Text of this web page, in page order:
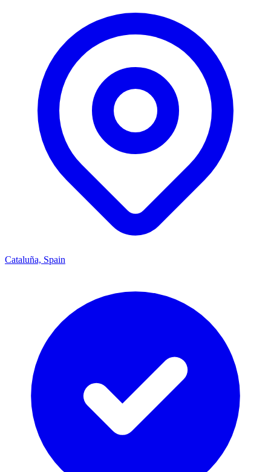
Cataluña, Spain